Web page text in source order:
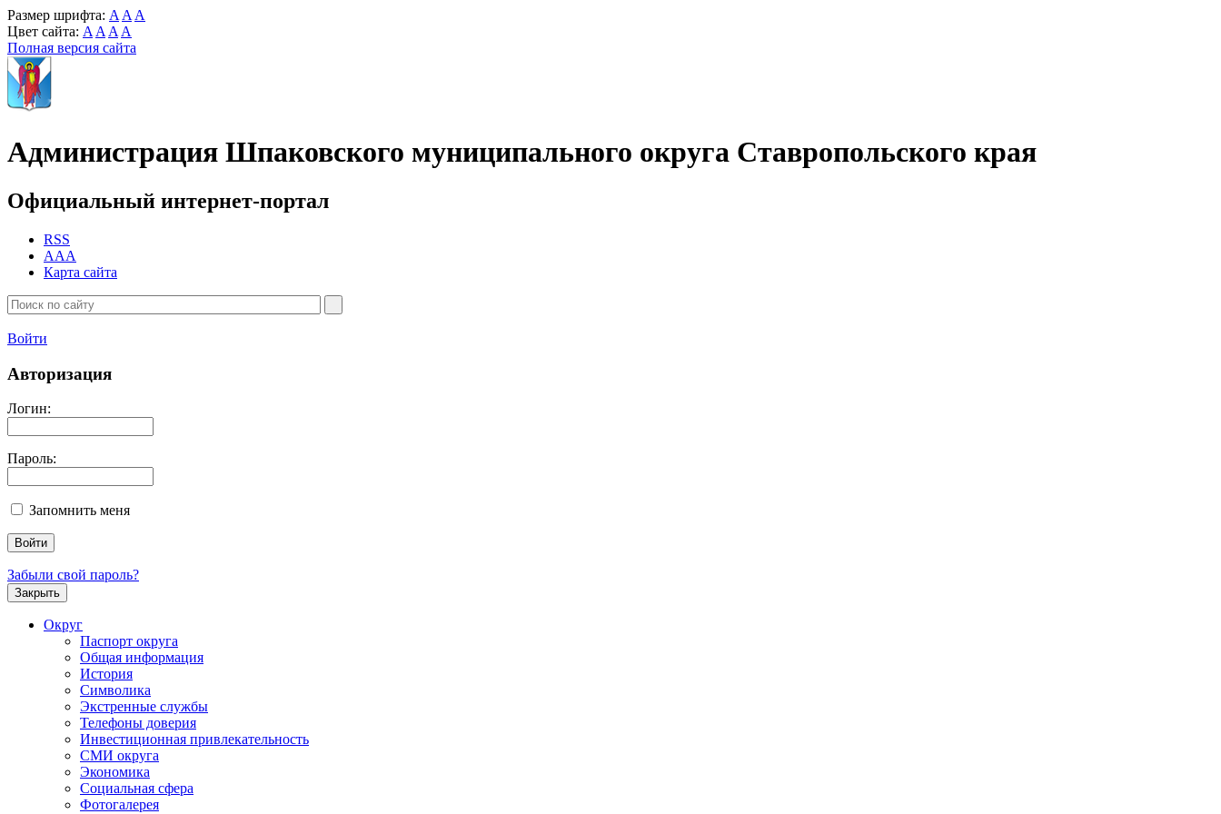
Размер шрифта: A A A
Цвет сайта: A A A A
Полная версия сайта
Администрация Шпаковского муниципального округа Ставропольского края
Официальный интернет-портал
RSS
AAA
Карта сайта
Войти
Авторизация
Логин:
Пароль:
Запомнить меня
Забыли свой пароль?
Закрыть
Округ
Паспорт округа
Общая информация
История
Символика
Экстренные службы
Телефоны доверия
Инвестиционная привлекательность
СМИ округа
Экономика
Социальная сфера
Фотогалерея